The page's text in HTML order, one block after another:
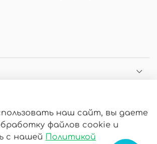
наш сайт, вы даете
файлов cookie и
с нашей Политикой